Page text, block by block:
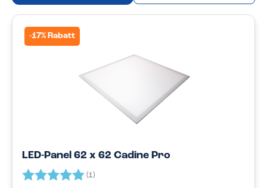
-17% Rabatt
LED-Panel 62 x 62 Cadine Pro
Bewertung: (1)